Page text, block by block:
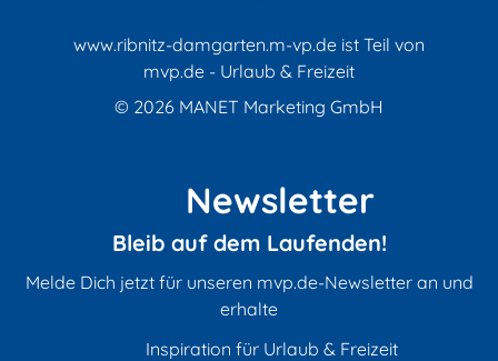
www.ribnitz-damgarten.m-vp.de ist Teil von
mvp.de - Urlaub & Freizeit
© 2026 MANET Marketing GmbH
Newsletter
Bleib auf dem Laufenden!
Melde Dich jetzt für unseren mvp.de-Newsletter an und
erhalte
Inspiration für Urlaub & Freizeit